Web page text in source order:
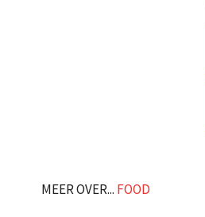
MEER OVER... FOOD